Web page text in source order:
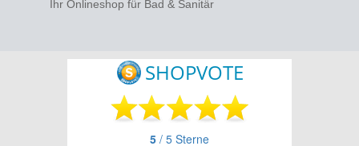
Ihr Onlineshop für Bad & Sanitär